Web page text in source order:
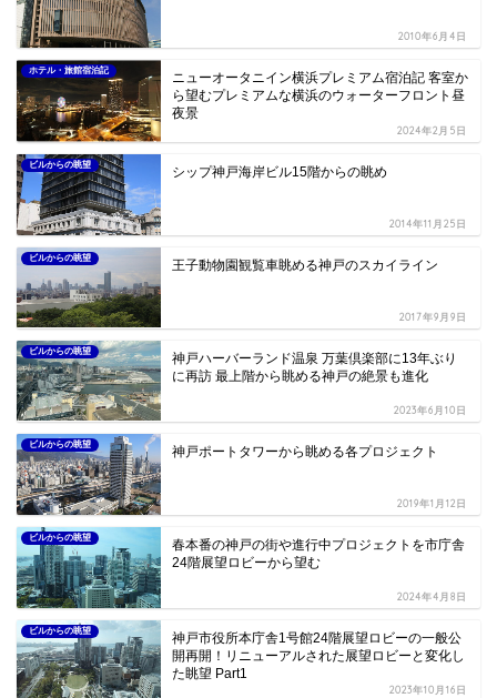
2010年6月4日
ホテル・旅館宿泊記
ニューオータニイン横浜プレミアム宿泊記 客室か
ら望むプレミアムな横浜のウォーターフロント昼
夜景
2024年2月5日
ビルからの眺望 シップ神戸海岸ビル15階からの眺め
2014年11月25日
ビルからの眺望 王子動物園観覧車眺める神戸のスカイライン
2017年9月9日
ビルからの眺望
神戸ハーバーランド温泉 万葉倶楽部に13年ぶり
に再訪 最上階から眺める神戸の絶景も進化
2023年6月10日
ビルからの眺望 神戸ポートタワーから眺める各プロジェクト
2019年1月12日
ビルからの眺望
春本番の神戸の街や進行中プロジェクトを市庁舎
24階展望ロビーから望む
2024年4月8日
ビルからの眺望
神戸市役所本庁舎1号館24階展望ロビーの一般公
開再開！リニューアルされた展望ロビーと変化し
た眺望 Part1
2023年10月16日